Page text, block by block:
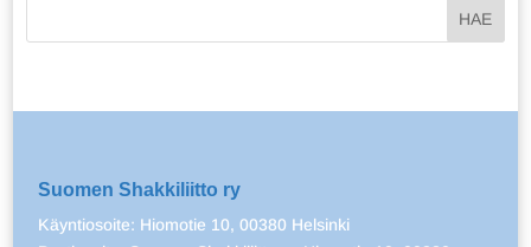
Suomen Shakkiliitto ry
Käyntiosoite: Hiomotie 10, 00380 Helsinki